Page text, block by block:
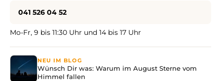
041 526 04 52
Mo-Fr, 9 bis 11:30 Uhr und 14 bis 17 Uhr
NEU IM BLOG
Wünsch Dir was: Warum im August Sterne vom
Himmel fallen